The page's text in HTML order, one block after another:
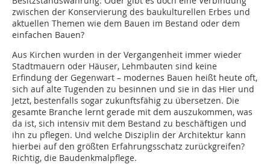
zwischen der Konservierung des baukulturellen Erbes und
aktuellen Themen wie dem Bauen im Bestand oder dem
einfachen Bauen?
Aus Kirchen wurden in der Vergangenheit immer wieder
Stadtmauern oder Häuser, Lehmbauten sind keine
Erfindung der Gegenwart – modernes Bauen heißt heute oft,
sich auf alte Tugenden zu besinnen und sie in das Hier und
Jetzt, bestenfalls sogar zukunftsfähig zu übersetzen. Die
gesamte Branche lernt gerade mit dem auszukommen, was
da ist, sich intensiv mit dem Bestand zu beschäftigen und
ihn zu pflegen. Und welche Disziplin der Architektur kann
hierbei auf den größten Erfahrungsschatz zurückgreifen?
Richtig, die Baudenkmalpflege.